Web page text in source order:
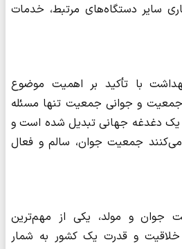
سایر دستگاه‌های مرتبط، خدمات
با تأکید بر اهمیت موضوع
و جوانی جمعیت تنها مسئله
یک دغدغه جهانی تبدیل شده است و
جمعیت جوان، سالم و فعال
جوان و مولد، یکی از مهم‌ترین
خلاقیت و قدرت یک کشور به شمار